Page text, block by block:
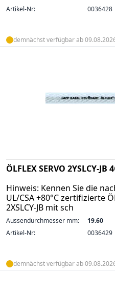
Artikel-Nr:
0036428
demnächst verfügbar ab
ÖLFLEX SERVO 2YSLCY-JB
Hinweis: Kennen Sie die
UL/CSA +80°C zertifizierte
2XSLCY-JB mit sch
Aussendurchmesser mm:
19.60
Artikel-Nr:
0036429
demnächst verfügbar ab